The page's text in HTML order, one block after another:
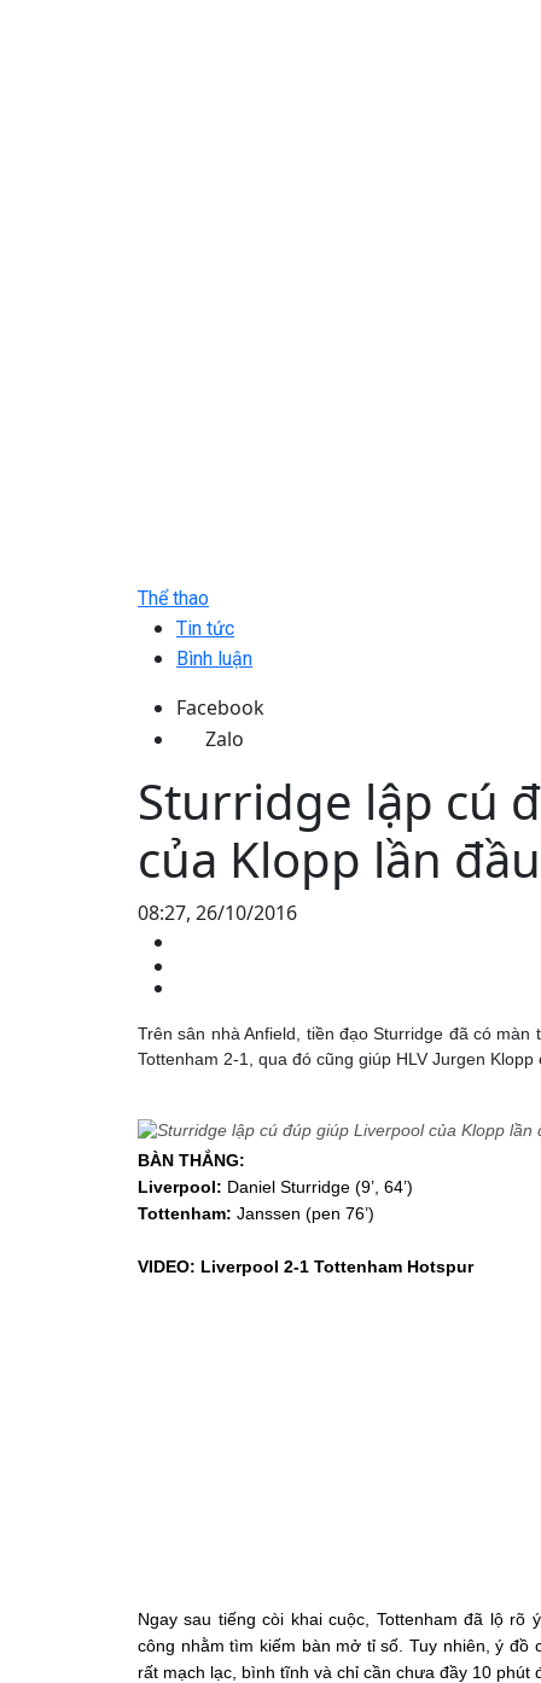
Thể thao
Tin tức
Bình luận
Facebook
Zalo
Sturridge lập cú
của Klopp lần
08:27, 26/10/2016
Trên sân nhà Anfield, tiền đạo Sturridge đã có
Tottenham 2-1, qua đó cũng giúp HLV Jurgen
BÀN THẮNG:
Liverpool: Daniel Sturridge (9’, 64’)
Tottenham: Janssen (pen 76’)
VIDEO: Liverpool 2-1 Tottenham Hotspur
Ngay sau tiếng còi khai cuộc, Tottenham đã lộ rõ
công nhằm tìm kiếm bàn mở tỉ số. Tuy nhiên, ý
rất mạch lạc, bình tĩnh và chỉ cần chưa đầy 10 phút